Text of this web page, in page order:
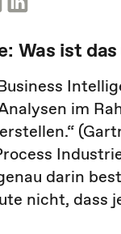
Was ist
im
darin
nicht, dass